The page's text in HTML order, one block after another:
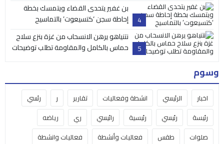
4
بن غفير يتحدى القضاء ويتمسك بخطة
إحاطة سجن ‘كتسيعوت’ بالتماسيح
5
نتنياهو يرهن الانسحاب من غزة بنزع سلاح
حماس بالكامل والمقاومة تطلب توضيحات
وسوم
اخبار الرئيسي انشطة وفعاليات تقارير ر
رئسي
رئيسة
رئيسي رئيسية رائيسي ري
رياضه
صلوات
طقس فعاليات وأنشطة
فعاليات وانشطة